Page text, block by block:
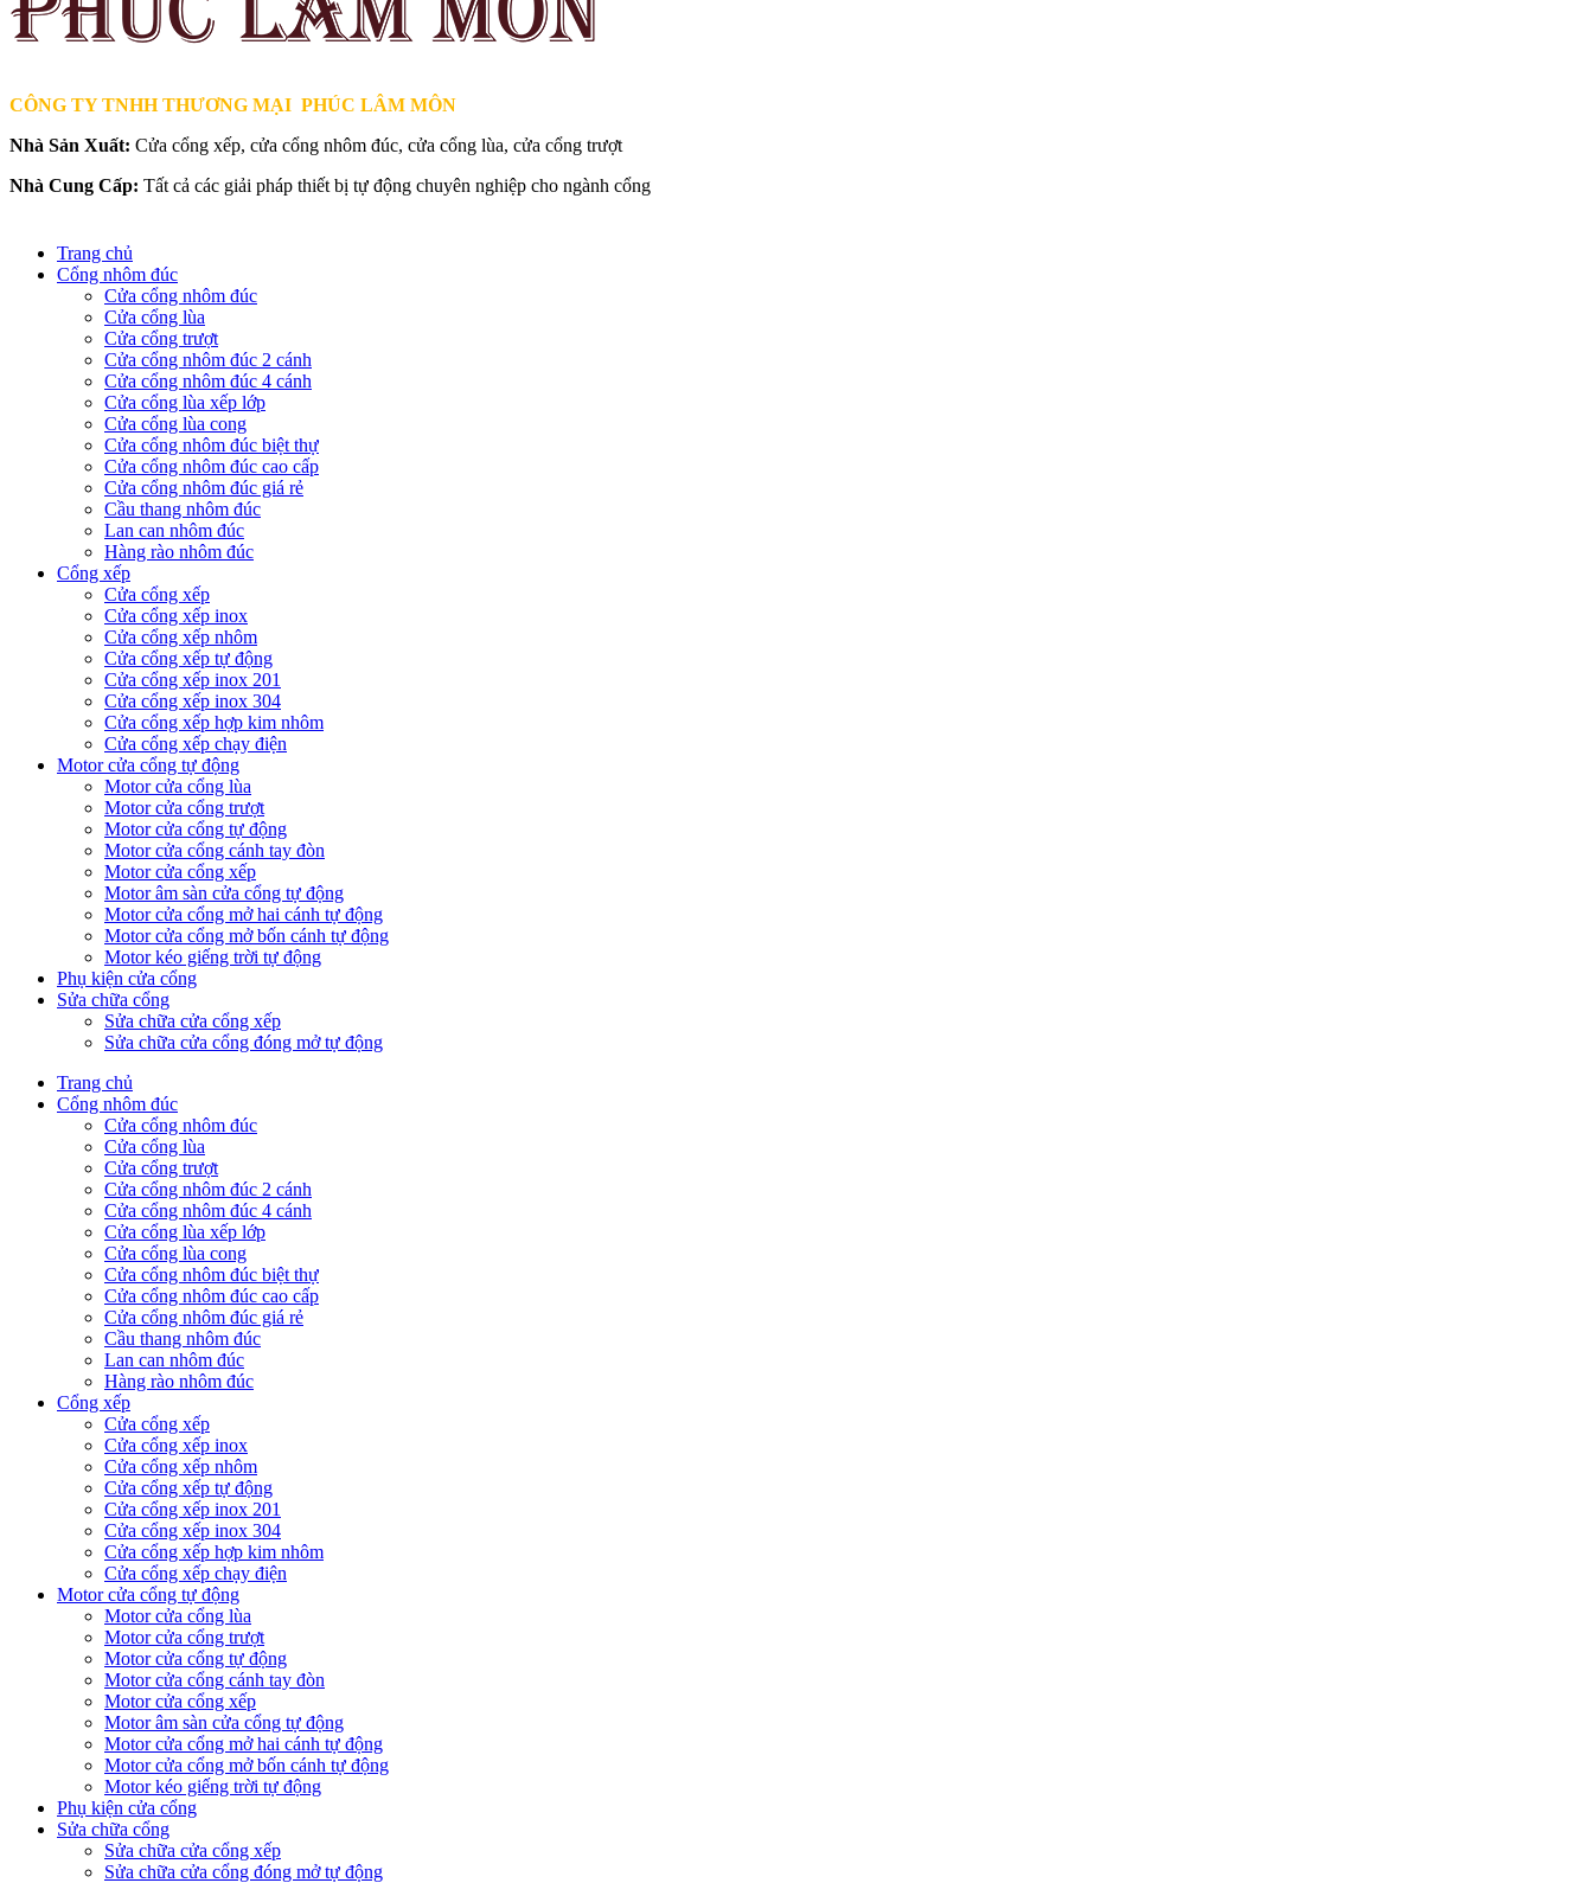
CÔNG TY TNHH THƯƠNG MẠI PHÚC LÂM MÔN
Nhà Sản Xuất: Cửa cổng xếp, cửa cổng nhôm đúc, cửa cổng lùa, cửa cổng trượt
Nhà Cung Cấp: Tất cả các giải pháp thiết bị tự động chuyên nghiệp cho ngành cổng
Trang chủ
Cổng nhôm đúc
Cửa cổng nhôm đúc
Cửa cổng lùa
Cửa cổng trượt
Cửa cổng nhôm đúc 2 cánh
Cửa cổng nhôm đúc 4 cánh
Cửa cổng lùa xếp lớp
Cửa cổng lùa cong
Cửa cổng nhôm đúc biệt thự
Cửa cổng nhôm đúc cao cấp
Cửa cổng nhôm đúc giá rẻ
Cầu thang nhôm đúc
Lan can nhôm đúc
Hàng rào nhôm đúc
Cổng xếp
Cửa cổng xếp
Cửa cổng xếp inox
Cửa cổng xếp nhôm
Cửa cổng xếp tự động
Cửa cổng xếp inox 201
Cửa cổng xếp inox 304
Cửa cổng xếp hợp kim nhôm
Cửa cổng xếp chạy điện
Motor cửa cổng tự động
Motor cửa cổng lùa
Motor cửa cổng trượt
Motor cửa cổng tự động
Motor cửa cổng cánh tay đòn
Motor cửa cổng xếp
Motor âm sàn cửa cổng tự động
Motor cửa cổng mở hai cánh tự động
Motor cửa cổng mở bốn cánh tự động
Motor kéo giếng trời tự động
Phụ kiện cửa cổng
Sửa chữa cổng
Sửa chữa cửa cổng xếp
Sửa chữa cửa cổng đóng mở tự động
Trang chủ
Cổng nhôm đúc
Cửa cổng nhôm đúc
Cửa cổng lùa
Cửa cổng trượt
Cửa cổng nhôm đúc 2 cánh
Cửa cổng nhôm đúc 4 cánh
Cửa cổng lùa xếp lớp
Cửa cổng lùa cong
Cửa cổng nhôm đúc biệt thự
Cửa cổng nhôm đúc cao cấp
Cửa cổng nhôm đúc giá rẻ
Cầu thang nhôm đúc
Lan can nhôm đúc
Hàng rào nhôm đúc
Cổng xếp
Cửa cổng xếp
Cửa cổng xếp inox
Cửa cổng xếp nhôm
Cửa cổng xếp tự động
Cửa cổng xếp inox 201
Cửa cổng xếp inox 304
Cửa cổng xếp hợp kim nhôm
Cửa cổng xếp chạy điện
Motor cửa cổng tự động
Motor cửa cổng lùa
Motor cửa cổng trượt
Motor cửa cổng tự động
Motor cửa cổng cánh tay đòn
Motor cửa cổng xếp
Motor âm sàn cửa cổng tự động
Motor cửa cổng mở hai cánh tự động
Motor cửa cổng mở bốn cánh tự động
Motor kéo giếng trời tự động
Phụ kiện cửa cổng
Sửa chữa cổng
Sửa chữa cửa cổng xếp
Sửa chữa cửa cổng đóng mở tự động